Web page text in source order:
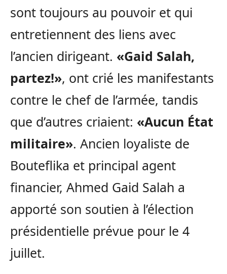
sont toujours au pouvoir et qui
entretiennent des liens avec
l’ancien dirigeant. «Gaid Salah,
partez!», ont crié les manifestants
contre le chef de l’armée, tandis
que d’autres criaient: «Aucun État
militaire». Ancien loyaliste de
Bouteflika et principal agent
financier, Ahmed Gaid Salah a
apporté son soutien à l’élection
présidentielle prévue pour le 4
juillet.